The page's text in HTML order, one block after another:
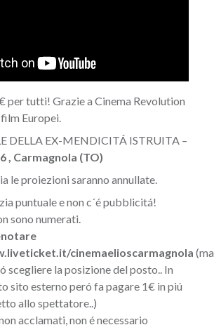
per tutti! Grazie a Cinema Revolution
Europei.
DELLA EX-MENDICITÁ ISTRUITA –
, Carmagnola (TO)
le proiezioni saranno annullate.
puntuale e non c´é pubblicitá!
sono numerati.
cinemaelioscarmagnola (ma
scegliere la posizione del posto.. In
sito esterno peró fa pagare 1€ in piú
allo spettatore..)
acclamati, non é necessario